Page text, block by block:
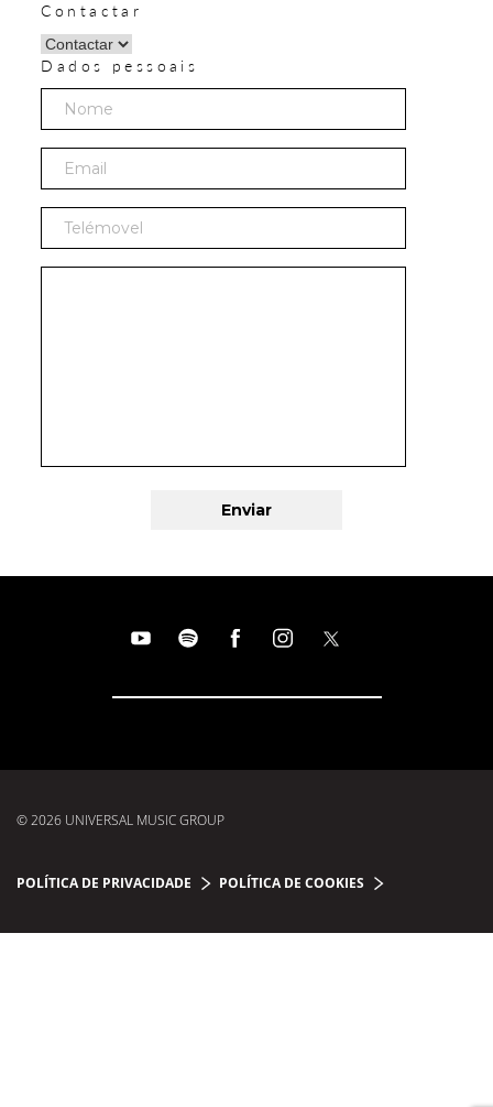
Contactar
Dados pessoais
© 2026 UNIVERSAL MUSIC GROUP
POLÍTICA DE PRIVACIDADE POLÍTICA DE COOKIES